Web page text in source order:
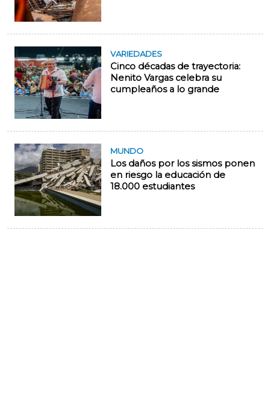
VARIEDADES
Cinco décadas de trayectoria:
Nenito Vargas celebra su
cumpleaños a lo grande
MUNDO
Los daños por los sismos ponen
en riesgo la educación de
18.000 estudiantes